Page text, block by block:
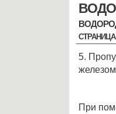
СТРАНИЦА
5.
железом
При